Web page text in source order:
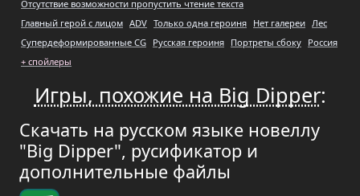
Отсутствие возможности пропустить чтение текста
Главный герой с лицом ADV Только одна героиня Нет галереи Лес
Супердеформированные CG Русская героиня Портреты сбоку Россия
+ спойлеры
Игры, похожие на Big Dipper:
Скачать на русском языке новеллу
"Big Dipper", русификатор и
дополнительные файлы